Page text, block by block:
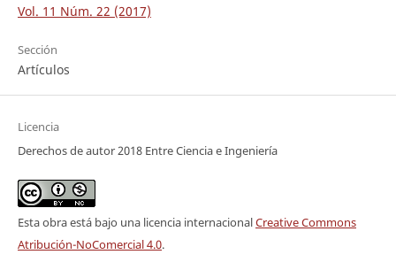
Vol. 11 Núm. 22 (2017)
Sección
Artículos
Licencia
Derechos de autor 2018 Entre Ciencia e Ingeniería
Esta obra está bajo una licencia internacionalCreative Commons
Atribución-NoComercial 4.0.